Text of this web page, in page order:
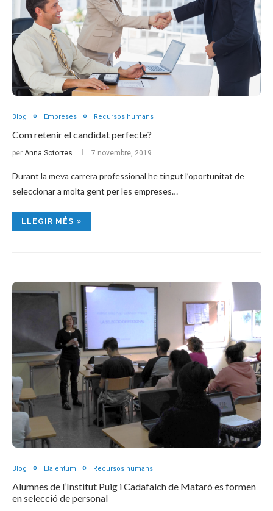
Blog Empreses Recursos humans
Com retenir el candidat perfecte?
per Anna Sotorres 7 novembre, 2019
Durant la meva carrera professional he tingut l’oportunitat de
seleccionar a molta gent per les empreses…
LLEGIR MÉS
Blog Etalentum Recursos humans
Alumnes de l’Institut Puig i Cadafalch de Mataró es formen
en selecció de personal